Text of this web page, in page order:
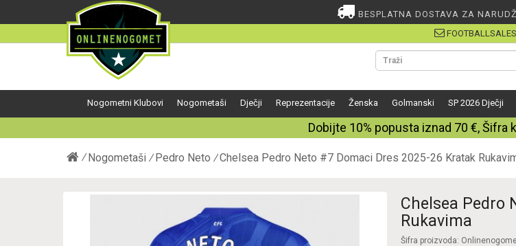
BESPLATNA DOSTAVA ZA
Nogometni Klubovi Nogometaši Dječji Reprezentacije Ženska Golmanski SP 2026 Dječji
Dobijte 10% popusta iznad 70 €, Šifra
Nogometaši Pedro Neto Chelsea Pedro Neto #7 Domaci Dres 2025-26 Kratak
Chelsea Pedro
Rukavima
Šifra proizvoda: